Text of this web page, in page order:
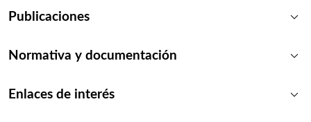
Publicaciones keyboard_arrow_down
Normativa y documentación keyboard_arrow_down
Enlaces de interés keyboard_arrow_down